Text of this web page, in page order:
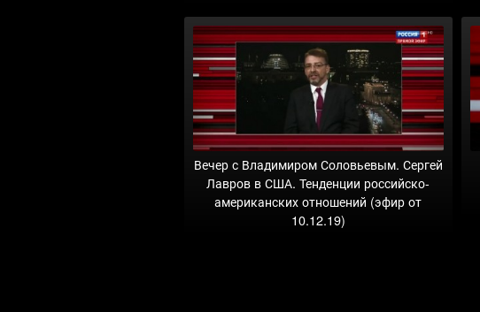
Вечер с Владимиром Соловьевым. Сергей
Лавров в США. Тенденции российско-
американских отношений (эфир от
10.12.19)